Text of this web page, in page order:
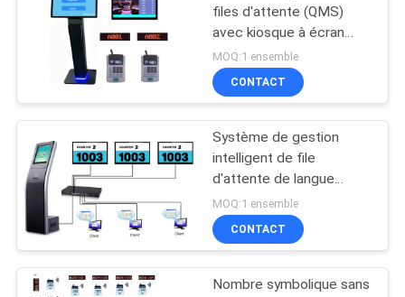
NOUVELLES
DEMANDEZ
UNE
CITATION
PLAN
DU
SITE
système de gestion
de file d'attente
Système de file
20
files d'attente (QMS)
avec kiosque à écran
tactile et unité
d'affichage à LED
MOQ:1 ensemble
CONTACT
Système de gestion
intelligent de file
d'attente de langue
multiple avec le terminal
appelant virtuel
MOQ:1 ensemble
CONTACT
Nombre symbolique sans